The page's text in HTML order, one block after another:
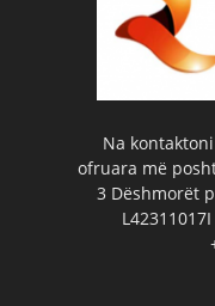
Na
ofruara më
3 Dëshmorët